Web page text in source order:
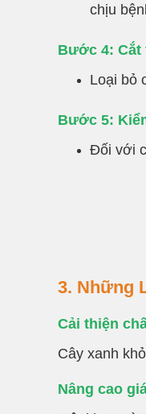
chịu
Bước 4: Cắt
Loại bỏ
Bước 5:
Đối với
3. Những
Cải thiện
Cây xanh
Nâng cao